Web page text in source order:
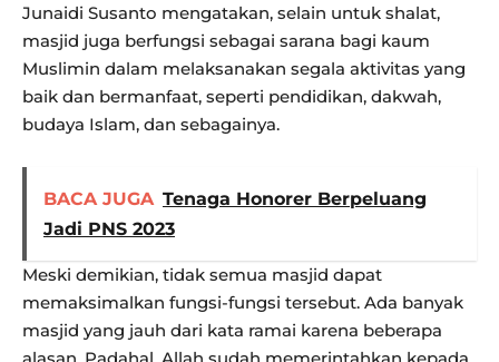
Junaidi Susanto mengatakan, selain untuk shalat,
masjid juga berfungsi sebagai sarana bagi kaum
Muslimin dalam melaksanakan segala aktivitas yang
baik dan bermanfaat, seperti pendidikan, dakwah,
budaya Islam, dan sebagainya.
BACA JUGA Tenaga Honorer Berpeluang
Jadi PNS 2023
Meski demikian, tidak semua masjid dapat
memaksimalkan fungsi-fungsi tersebut. Ada banyak
masjid yang jauh dari kata ramai karena beberapa